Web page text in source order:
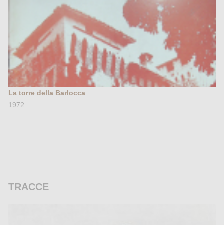
La torre della Barlocca
1972
TRACCE